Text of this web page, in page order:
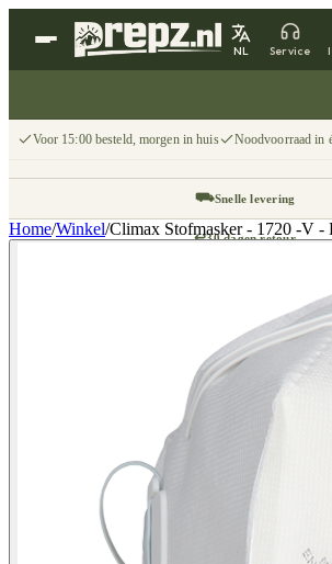
NL Service
Voor 15:00 besteld, morgen in huis Noodvoorraad in
⛟Snelle levering
↩30 dagen retour
Home/Winkel/Climax Stofmasker - 1720 -V -